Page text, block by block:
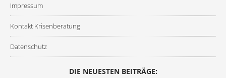
Impressum
Kontakt Krisenberatung
Datenschutz
DIE NEUESTEN BEITRÄGE: